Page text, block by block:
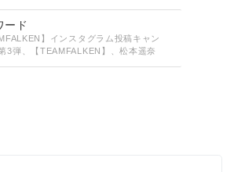
ード
】インスタグラム投稿キャン
3弾、【TEAMFALKEN】、松本遥奈